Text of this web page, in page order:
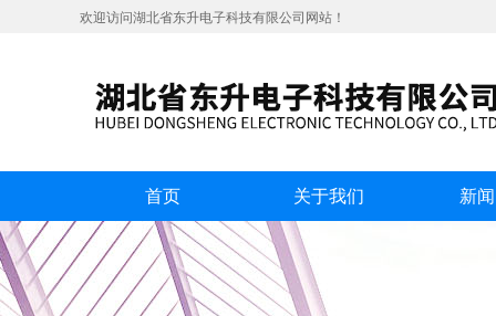
欢迎访问湖北省东升电子科技有限公司网站！
首页 关于我们 新